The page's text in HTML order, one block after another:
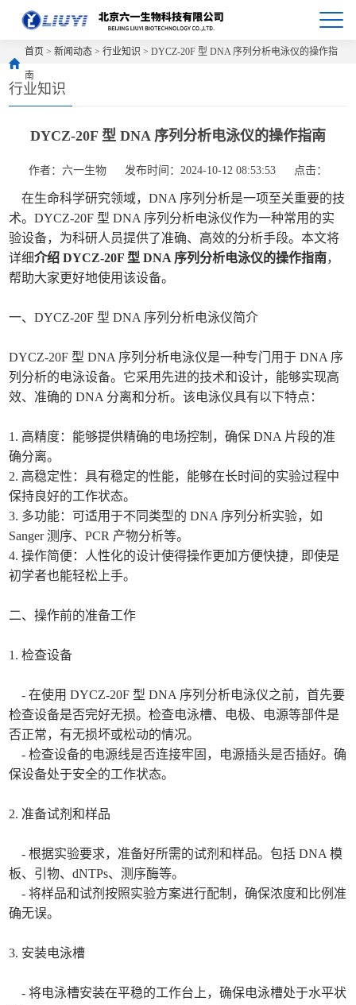
首页 >新闻动态 >行业知识 > DYCZ-20F 型 DNA 序列分析电泳仪的操作指
南
行业知识
DYCZ-20F 型 DNA 序列分析电泳仪的操作指南
作者：六一生物 发布时间：2024-10-12 08:53:53 点击：
在生命科学研究领域，DNA 序列分析是一项至关重要的技
术。DYCZ-20F 型 DNA 序列分析电泳仪作为一种常用的实
验设备，为科研人员提供了准确、高效的分析手段。本文将
详细介绍 DYCZ-20F 型 DNA 序列分析电泳仪的操作指南，
帮助大家更好地使用该设备。
一、DYCZ-20F 型 DNA 序列分析电泳仪简介
DYCZ-20F 型 DNA 序列分析电泳仪是一种专门用于 DNA 序
列分析的电泳设备。它采用先进的技术和设计，能够实现高
效、准确的 DNA 分离和分析。该电泳仪具有以下特点：
1. 高精度：能够提供精确的电场控制，确保 DNA 片段的准
确分离。
2. 高稳定性：具有稳定的性能，能够在长时间的实验过程中
保持良好的工作状态。
3. 多功能：可适用于不同类型的 DNA 序列分析实验，如
Sanger 测序、PCR 产物分析等。
4. 操作简便：人性化的设计使得操作更加方便快捷，即使是
初学者也能轻松上手。
二、操作前的准备工作
1. 检查设备
- 在使用 DYCZ-20F 型 DNA 序列分析电泳仪之前，首先要
检查设备是否完好无损。检查电泳槽、电极、电源等部件是
否正常，有无损坏或松动的情况。
- 检查设备的电源线是否连接牢固，电源插头是否插好。确
保设备处于安全的工作状态。
2. 准备试剂和样品
- 根据实验要求，准备好所需的试剂和样品。包括 DNA 模
板、引物、dNTPs、测序酶等。
- 将样品和试剂按照实验方案进行配制，确保浓度和比例准
确无误。
3. 安装电泳槽
- 将电泳槽安装在平稳的工作台上，确保电泳槽处于水平状